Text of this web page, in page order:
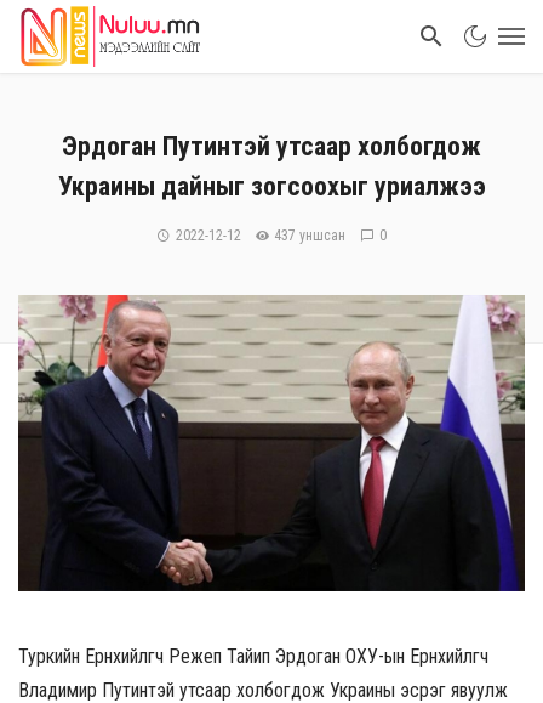
Эрдоган Путинтэй утсаар холбогдож
Украины дайныг зогсоохыг уриалжээ
2022-12-12 437 уншсан 0
Туркийн Ерөнхийлөгч Режеп Тайип Эрдоган ОХУ-ын Ерөнхийлөгч
Владимир Путинтэй утсаар холбогдож Украины эсрэг явуулж